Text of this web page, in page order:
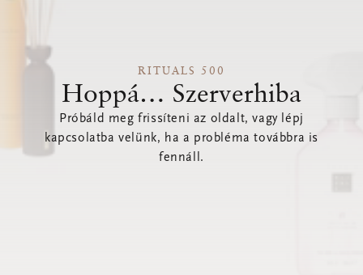
RITUALS 500
Hoppá… Szerverhiba
Próbáld meg frissíteni az oldalt, vagy lépj
kapcsolatba velünk, ha a probléma továbbra is
fennáll.